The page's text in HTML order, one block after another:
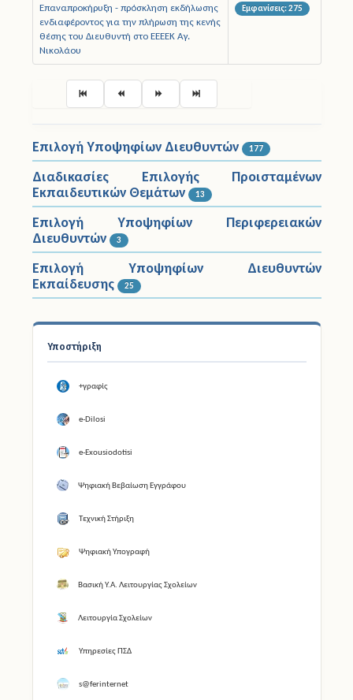
Υποστήριξη
+γραφίς
e-Dilosi
e-Exousiodotisi
Ψηφιακή Βεβαίωση Εγγράφου
Τεχνική Στήριξη
Ψηφιακή Υπογραφή
Βασική Υ.Α. Λειτουργίας Σχολείων
Λειτουργία Σχολείων
Υπηρεσίες ΠΣΔ
s@ferinternet
Επαναπροκήρυξη - πρόσκληση εκδήλωσης
ενδιαφέροντος για την πλήρωση της κενής
θέσης του Διευθυντή στο ΕΕΕΕΚ Αγ.
Νικολάου
Εμφανίσεις: 275
Επιλογή Υποψηφίων Διευθυντών 177
Διαδικασίες Επιλογής Προισταμένων
Εκπαιδευτικών Θεμάτων
13
Επιλογή Υποψηφίων Περιφερειακών
Διευθυντών
3
Επιλογή Υποψηφίων Διευθυντών
Εκπαίδευσης
25